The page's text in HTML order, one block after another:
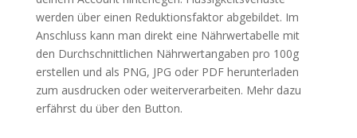
werden über einen Reduktionsfaktor abgebildet. Im
Anschluss kann man direkt eine Nährwertabelle mit
den Durchschnittlichen Nährwertangaben pro 100g
erstellen und als PNG, JPG oder PDF herunterladen
zum ausdrucken oder weiterverarbeiten. Mehr dazu
erfährst du über den Button.